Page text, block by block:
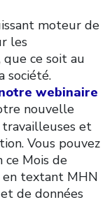
moteur de
les
ce soit au
société.
webinaire
nouvelle
et
Vous pouvez
ce Mois de
en textant MHN
de données